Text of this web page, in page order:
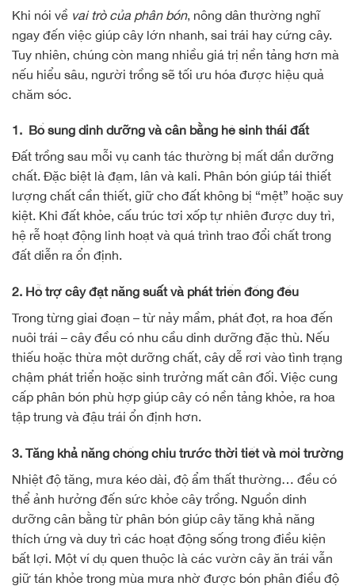
Khi nói về vai trò của phân bón, nông dân thường nghĩ
ngay đến việc giúp cây lớn nhanh, sai trái hay cứng cây.
Tuy nhiên, chúng còn mang nhiều giá trị nền tảng hơn mà
nếu hiểu sâu, người trồng sẽ tối ưu hóa được hiệu quả
chăm sóc.
1. Bổ sung dinh dưỡng và cân bằng hệ sinh thái đất
Đất trồng sau mỗi vụ canh tác thường bị mất dần dưỡng
chất. Đặc biệt là đạm, lân và kali. Phân bón giúp tái thiết
lượng chất cần thiết, giữ cho đất không bị “mệt” hoặc suy
kiệt. Khi đất khỏe, cấu trúc tơi xốp tự nhiên được duy trì,
hệ rễ hoạt động linh hoạt và quá trình trao đổi chất trong
đất diễn ra ổn định.
2. Hỗ trợ cây đạt năng suất và phát triển đồng đều
Trong từng giai đoạn – từ nảy mầm, phát đọt, ra hoa đến
nuôi trái – cây đều có nhu cầu dinh dưỡng đặc thù. Nếu
thiếu hoặc thừa một dưỡng chất, cây dễ rơi vào tình trạng
chậm phát triển hoặc sinh trưởng mất cân đối. Việc cung
cấp phân bón phù hợp giúp cây có nền tảng khỏe, ra hoa
tập trung và đậu trái ổn định hơn.
3. Tăng khả năng chống chịu trước thời tiết và môi trường
Nhiệt độ tăng, mưa kéo dài, độ ẩm thất thường… đều có
thể ảnh hưởng đến sức khỏe cây trồng. Nguồn dinh
dưỡng cân bằng từ phân bón giúp cây tăng khả năng
thích ứng và duy trì các hoạt động sống trong điều kiện
bất lợi. Một ví dụ quen thuộc là các vườn cây ăn trái vẫn
giữ tán khỏe trong mùa mưa nhờ được bón phân điều độ